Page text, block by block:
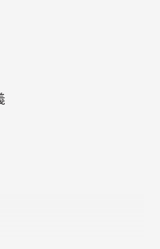
。著有：散文集《河
《我和我豢養的宇
、《陽光如此明
小說：「歷史」的重
》、《無盡的追尋：